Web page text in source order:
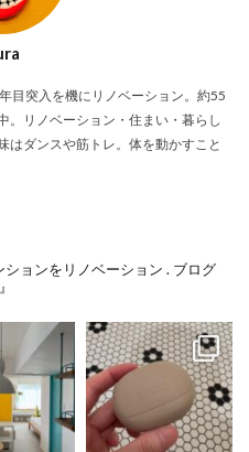
目突入を機にリノベーション。約55
。リノベーション・住まい・暮らし
はダンスや筋トレ。体を動かすこと
ョンをリノベーション . ブログ